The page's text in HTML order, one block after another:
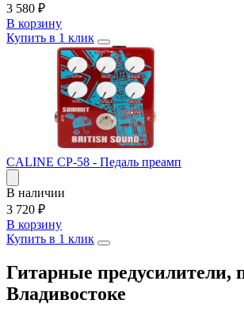
3 580 ₽
В корзину
Купить в 1 клик
CALINE CP-58 - Педаль преамп
В наличии
3 720 ₽
В корзину
Купить в 1 клик
Гитарные предусилители,
Владивостоке